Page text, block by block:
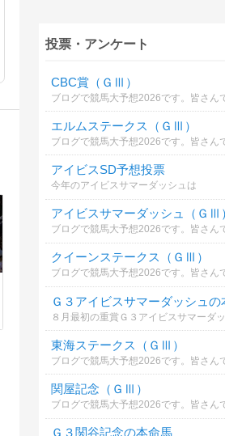
投票・アンケート
CBC賞（ＧⅢ）
エルムステークス（ＧⅢ）
アイビスSD予想投票
今年のアイビスサマーダッシュは
アイビスサマーダッシュ（ＧⅢ
クイーンステークス（ＧⅢ）
東海ステークス（ＧⅢ）
関屋記念（ＧⅢ）
Ｇ３関谷記念の本命馬